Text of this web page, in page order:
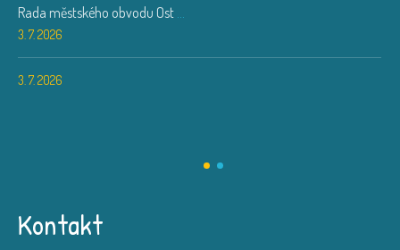
Rada městského obvodu Ost ...
3. 7. 2026
3. 7. 2026
Kontakt